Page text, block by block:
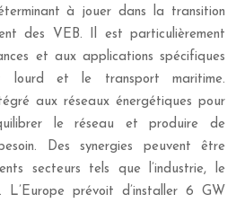
à jouer dans la transition
des VEB. Il est particulièrement
et aux applications spécifiques
lourd et le transport maritime.
aux réseaux énergétiques pour
le réseau et produire de
Des synergies peuvent être
secteurs tels que l’industrie, le
prévoit d’installer 6 GW